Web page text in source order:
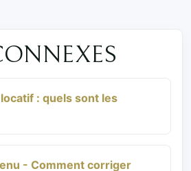
: quels sont les
- Comment corriger